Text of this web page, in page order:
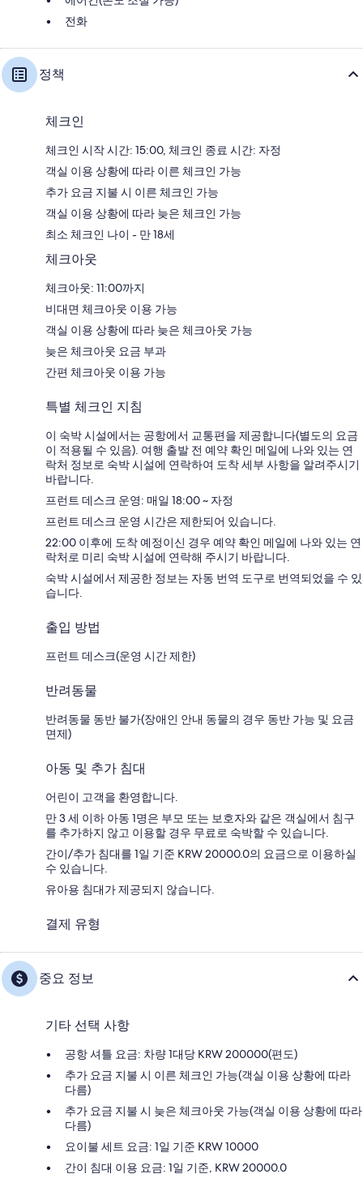
전화
정책
체크인
체크인 시작 시간: 15:00, 체크인 종료 시간: 자정
객실 이용 상황에 따라 이른 체크인 가능
추가 요금 지불 시 이른 체크인 가능
객실 이용 상황에 따라 늦은 체크인 가능
최소 체크인 나이 - 만 18세
체크아웃
체크아웃: 11:00까지
비대면 체크아웃 이용 가능
객실 이용 상황에 따라 늦은 체크아웃 가능
늦은 체크아웃 요금 부과
간편 체크아웃 이용 가능
특별 체크인 지침
이 숙박 시설에서는 공항에서 교통편을 제공합니다(별도의 요금
이 적용될 수 있음). 여행 출발 전 예약 확인 메일에 나와 있는 연
락처 정보로 숙박 시설에 연락하여 도착 세부 사항을 알려주시기
바랍니다.
프런트 데스크 운영: 매일 18:00 ~ 자정
프런트 데스크 운영 시간은 제한되어 있습니다.
22:00 이후에 도착 예정이신 경우 예약 확인 메일에 나와 있는 연
락처로 미리 숙박 시설에 연락해 주시기 바랍니다.
숙박 시설에서 제공한 정보는 자동 번역 도구로 번역되었을 수 있
습니다.
출입 방법
프런트 데스크(운영 시간 제한)
반려동물
반려동물 동반 불가(장애인 안내 동물의 경우 동반 가능 및 요금
면제)
아동 및 추가 침대
어린이 고객을 환영합니다.
만 3 세 이하 아동 1명은 부모 또는 보호자와 같은 객실에서 침구
를 추가하지 않고 이용할 경우 무료로 숙박할 수 있습니다.
간이/추가 침대를 1일 기준 KRW 20000.0의 요금으로 이용하실
수 있습니다.
유아용 침대가 제공되지 않습니다.
결제 유형
중요 정보
기타 선택 사항
공항 셔틀 요금: 차량 1대당 KRW 200000(편도)
추가 요금 지불 시 이른 체크인 가능(객실 이용 상황에 따라
다름)
추가 요금 지불 시 늦은 체크아웃 가능(객실 이용 상황에 따라
다름)
요이불 세트 요금: 1일 기준 KRW 10000
간이 침대 이용 요금: 1일 기준, KRW 20000.0